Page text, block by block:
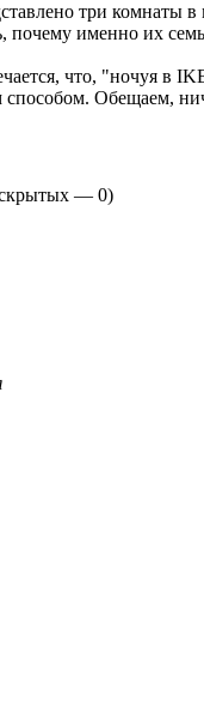
три комнаты
почему именно их
что, "ночуя в
Обещаем,
— 0)